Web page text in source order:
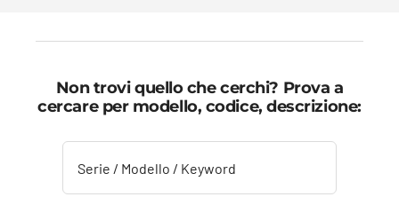
Non trovi quello che cerchi? Prova a
cercare per modello, codice, descrizione: